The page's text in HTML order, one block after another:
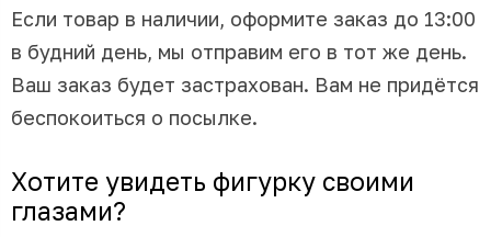
Если товар в наличии, оформите заказ до 13:00
в будний день, мы отправим его в тот же день.
Ваш заказ будет застрахован. Вам не придётся
беспокоиться о посылке.
Хотите увидеть фигурку своими
глазами?